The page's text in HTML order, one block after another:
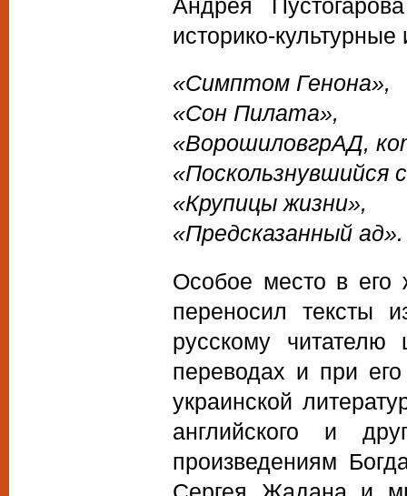
Андрея
историко-
«Симптом Генона»,
«Сон Пилата»,
«ВорошиловгрАД,
«Поскользнувшийся
«Крупицы жизни»,
«Предсказанный ад».
Особое место в его
переносил тексты
русскому читателю
переводах и при
украинской
английского и
произведениям